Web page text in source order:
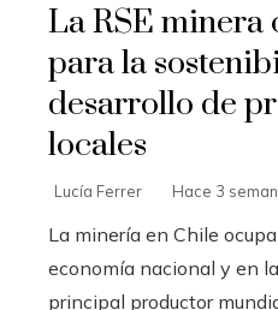
La RSE minera
para la
desarrollo de
locales
Lucía Ferrer Hace 3
La minería en Chile
economía nacional y en
principal productor